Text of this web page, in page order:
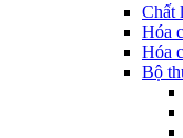
Chất
Hóa
Hóa
Bộ